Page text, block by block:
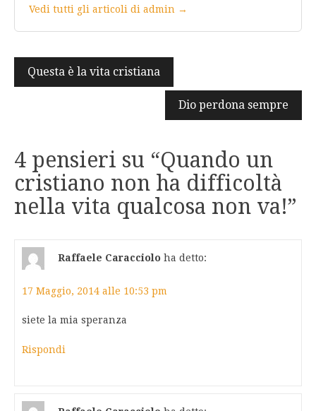
Vedi tutti gli articoli di admin →
Navigazione
articoli
Questa è la vita cristiana
Dio perdona sempre
4 pensieri su “Quando un
cristiano non ha difficoltà
nella vita qualcosa non va!”
Raffaele Caracciolo ha detto:
17 Maggio, 2014 alle 10:53 pm
siete la mia speranza
Rispondi